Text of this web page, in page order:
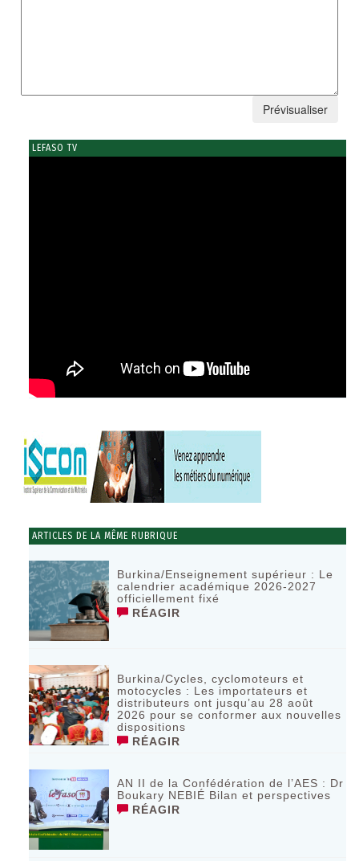
LEFASO TV
ARTICLES DE LA MÊME RUBRIQUE
Burkina/Enseignement supérieur : Le
calendrier académique 2026-2027
officiellement fixé
RÉAGIR
Burkina/Cycles, cyclomoteurs et
motocycles : Les importateurs et
distributeurs ont jusqu’au 28 août
2026 pour se conformer aux nouvelles
dispositions
RÉAGIR
AN II de la Confédération de l’AES : Dr
Boukary NEBIÉ Bilan et perspectives
RÉAGIR